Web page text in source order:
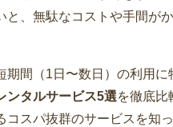
と、無駄なコストや手間が
期間（1日〜数日）の利用に
ンタルサービス5選を徹底比
コスパ抜群のサービスを知っ